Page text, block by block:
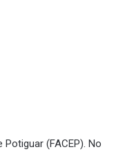
(FACEP). No